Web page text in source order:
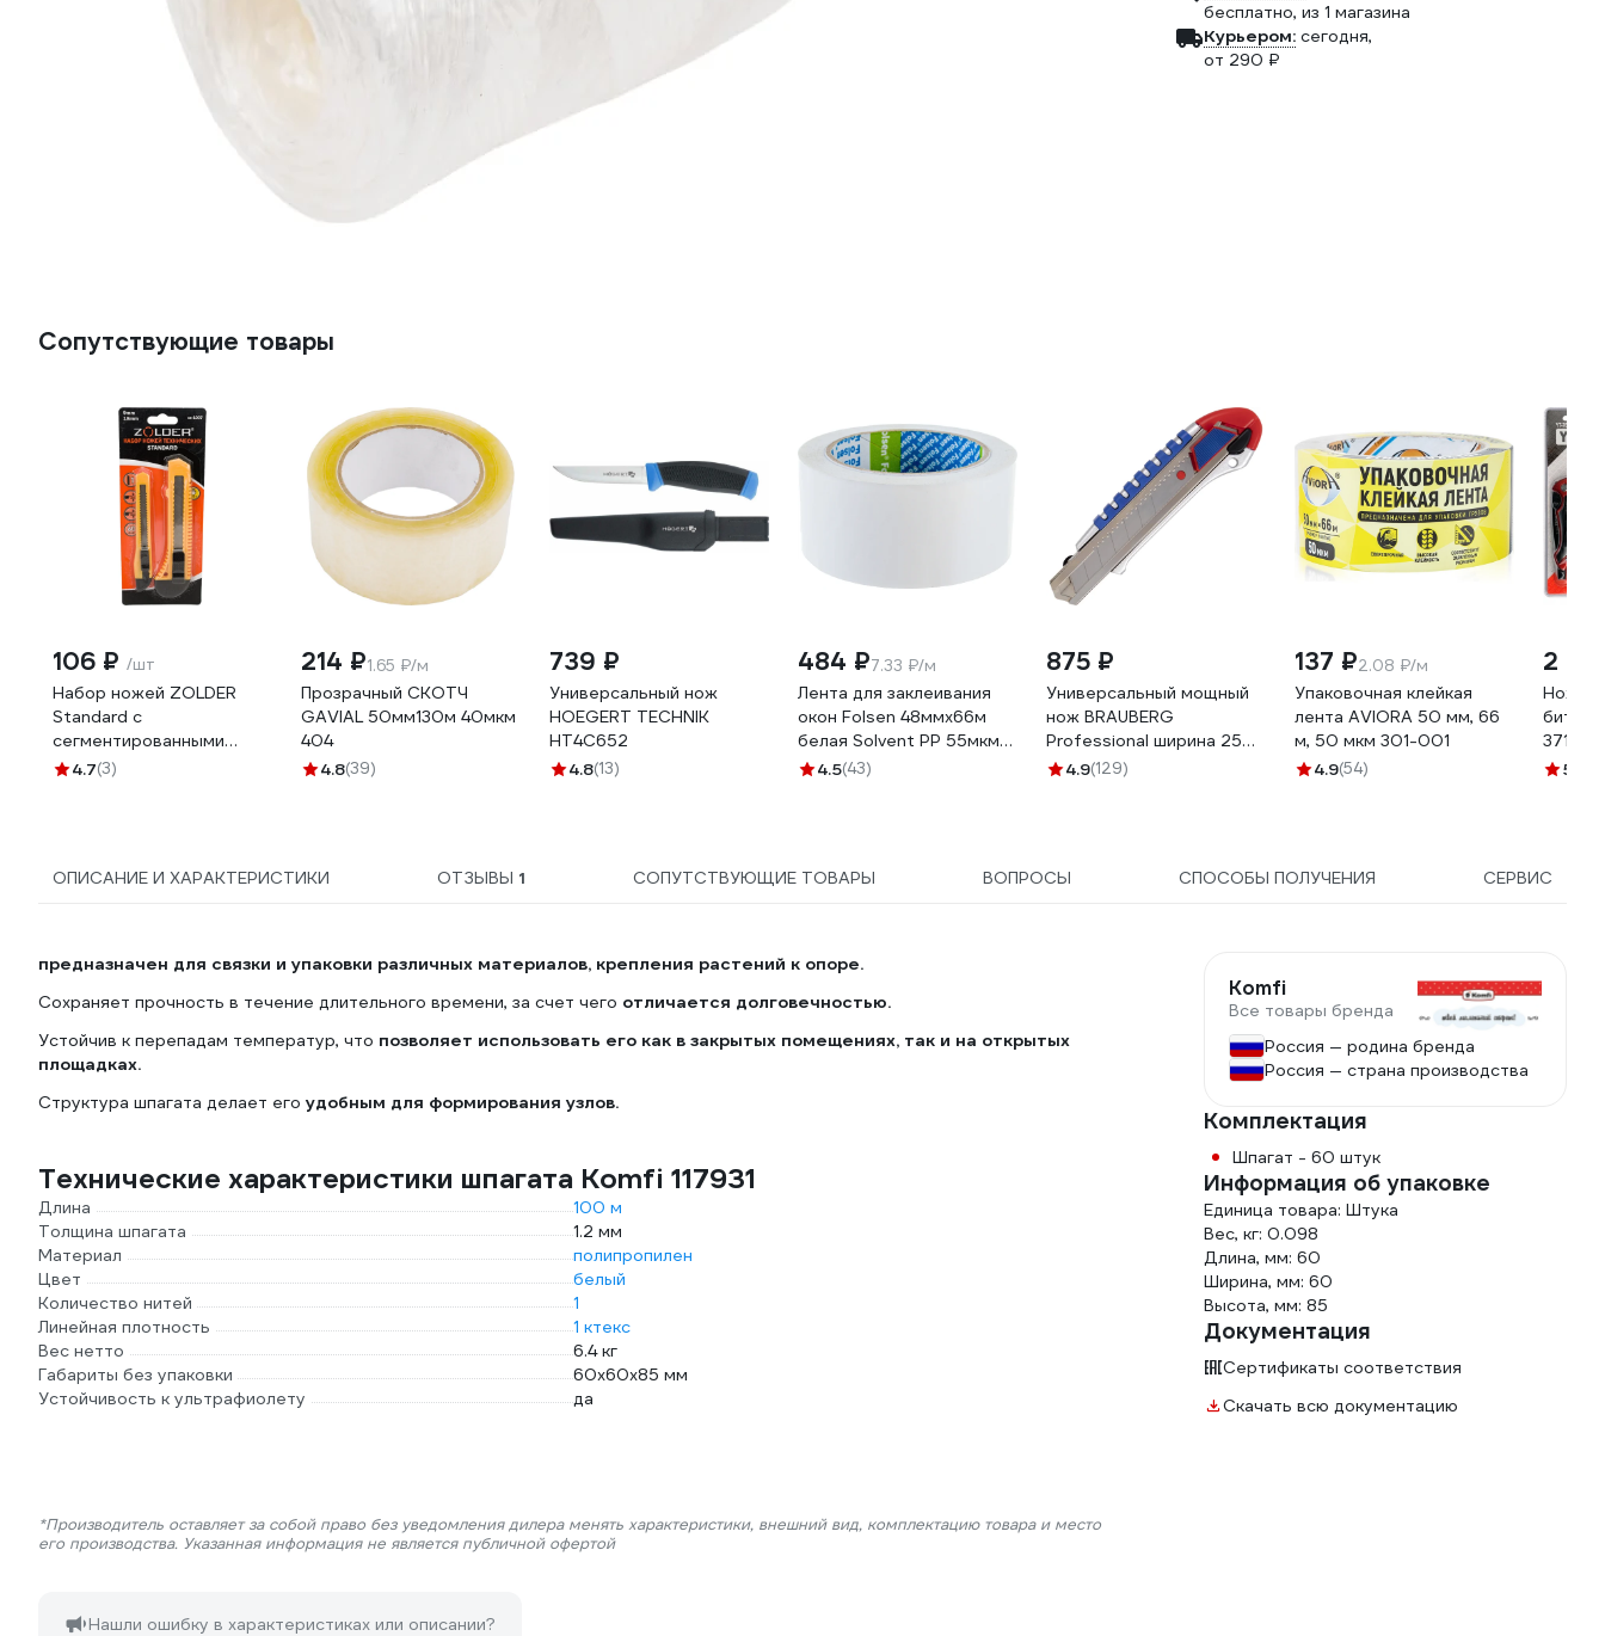
бесплатно, из 1 магазина
Курьером: сегодня,
от 290 ₽
Сопутствующие товары
106 ₽ /шт
Набор ножей ZOLDER
Standard с
сегментированными
лезвиями 9 и 18 мм CS-
4.7(3)
214 ₽1.65 ₽/м
Прозрачный СКОТЧ
GAVIAL 50мм130м 40мкм
404
4.8(39)
739 ₽
Универсальный нож
HOEGERT TECHNIK
HT4C652
4.8(13)
484 ₽7.33 ₽/м
Лента для заклеивания
окон Folsen 48ммх66м
белая Solvent PP 55мкм
0433948
4.5(43)
875 ₽
Универсальный мощный
нож BRAUBERG
Professional ширина 25
мм, металлический
4.9(129)
137 ₽2.08 ₽/м
Упаковочная клейкая
лента AVIORA 50 мм, 66
м, 50 мкм 301-001
4.9(54)
2
Нож
5
ОПИСАНИЕ И ХАРАКТЕРИСТИКИ ОТЗЫВЫ 1 СОПУТСТВУЮЩИЕ ТОВАРЫ ВОПРОСЫ СПОСОБЫ ПОЛУЧЕНИЯ СЕРВИС
предназначен для связки и упаковки различных материалов, крепления растений к опоре.
Сохраняет прочность в течение длительного времени, за счет чего отличается долговечностью.
Устойчив к перепадам температур, что позволяет использовать его как в закрытых помещениях, так и на открытых
площадках.
Структура шпагата делает его удобным для формирования узлов.
Технические характеристики шпагата Komfi 117931
Длина
100 м
Толщина шпагата
1.2 мм
Материал
полипропилен
Цвет
белый
Количество нитей
1
Линейная плотность
1 ктекс
Вес нетто
6.4 кг
Габариты без упаковки
60x60x85 мм
Устойчивость к ультрафиолету
да
*Производитель оставляет за собой право без уведомления дилера менять характеристики, внешний вид, комплектацию товара и место
его производства. Указанная информация не является публичной офертой
Нашли ошибку в характеристиках или описании?
Komfi
Все товары бренда
Россия — родина бренда
Россия — страна производства
Комплектация
Шпагат - 60 штук
Информация об упаковке
Единица товара: Штука
Вес, кг: 0.098
Длина, мм: 60
Ширина, мм: 60
Высота, мм: 85
Документация
Сертификаты соответствия
Скачать всю документацию